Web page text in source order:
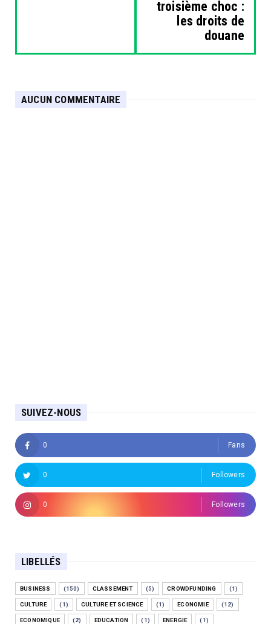
troisième choc :
les droits de
douane
AUCUN COMMENTAIRE
SUIVEZ-NOUS
0 Fans
0 Followers
0 Followers
LIBELLÉS
BUSINESS (150) CLASSEMENT (5) CROWDFUNDING (1)
CULTURE (1) CULTURE ET SCIENCE (1) ECONOMIE (12)
ECONOMIQUE (2) EDUCATION (1) ENERGIE (1)